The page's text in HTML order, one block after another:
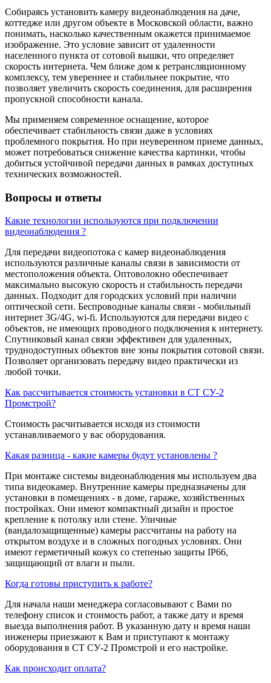
Собираясь установить камеру видеонаблюдения на даче,
коттедже или другом объекте в Московской области, важно
понимать, насколько качественным окажется принимаемое
изображение. Это условие зависит от удаленности
населенного пункта от сотовой вышки, что определяет
скорость интернета. Чем ближе дом к ретрансляционному
комплексу, тем увереннее и стабильнее покрытие, что
позволяет увеличить скорость соединения, для расширения
пропускной способности канала.
Мы применяем современное оснащение, которое
обеспечивает стабильность связи даже в условиях
проблемного покрытия. Но при неуверенном приеме данных,
может потребоваться снижение качества картинки, чтобы
добиться устойчивой передачи данных в рамках доступных
технических возможностей.
Вопросы и ответы
Какие технологии используются при подключении
видеонаблюдения ?
Для передачи видеопотока с камер видеонаблюдения
используются различные каналы связи в зависимости от
местоположения объекта. Оптоволокно обеспечивает
максимально высокую скорость и стабильность передачи
данных. Подходит для городских условий при наличии
оптической сети. Беспроводные каналы связи - мобильный
интернет 3G/4G, wi-fi. Используются для передачи видео с
объектов, не имеющих проводного подключения к интернету.
Спутниковый канал связи эффективен для удаленных,
труднодоступных объектов вне зоны покрытия сотовой связи.
Позволяет организовать передачу видео практически из
любой точки.
Как рассчитывается стоимость установки в СТ СУ-2
Промстрой?
Стоимость расчитывается исходя из стоимости
устанавливаемого у вас оборудования.
Какая разница - какие камеры будут установлены ?
При монтаже системы видеонаблюдения мы используем два
типа видеокамер. Внутренние камеры предназначены для
установки в помещениях - в доме, гараже, хозяйственных
постройках. Они имеют компактный дизайн и простое
крепление к потолку или стене. Уличные
(вандалозащищенные) камеры рассчитаны на работу на
открытом воздухе и в сложных погодных условиях. Они
имеют герметичный кожух со степенью защиты IP66,
защищающий от влаги и пыли.
Когда готовы приступить к работе?
Для начала наши менеджера согласовывают с Вами по
телефону список и стоимость работ, а также дату и время
выезда выполнения работ. В указанную дату и время наши
инженеры приезжают к Вам и приступают к монтажу
оборудования в СТ СУ-2 Промстрой и его настройке.
Как происходит оплата?